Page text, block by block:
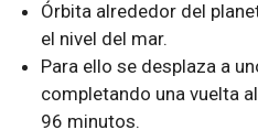
Órbita alrededor del
el nivel del mar.
Para ello se desplaza a
completando una vuelta
96 minutos.